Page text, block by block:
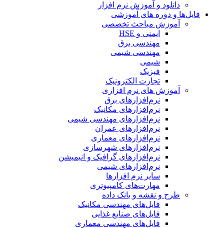
دانلود و آموزش نرم افزار
فایل‌ها و دوره های آموزشی
آموزش مباحث تخصصی
ایمنی و HSE
مهندسی برق
مهندسی شیمی
شیمی
فیزیک
تجارت الکترونیک
آموزش های نرم افزاری
نرم‌افزارهای برق
نرم‌افزارهای مکانیک
نرم‌افزارهای مهندسی شیمی
نرم‌افزارهای عمران
نرم‌افزارهای معماری
نرم‌افزارهای شهرسازی
نرم‌افزارهای گرافیک و انیمیشن
نرم‌افزارهای شیمی
سایر نرم افزارها
مهارت‌های کامپیوتری
طرح و نقشه و بانک داده
فایل‌های مهندسی مکانیک
فایل‌های صنایع غذایی
فایل‌های مهندسی معماری